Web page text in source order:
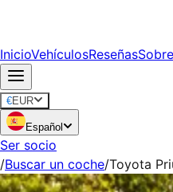
InicioVehículosReseñas
€EUR
Español
Ser socio
/Buscar un coche/Toyota